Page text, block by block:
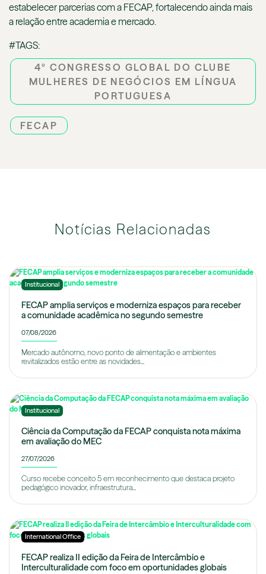
estabelecer parcerias com a FECAP, fortalecendo ainda mais
a relação entre academia e mercado.
#TAGS:
4º CONGRESSO GLOBAL DO CLUBE
MULHERES DE NEGÓCIOS EM LÍNGUA
PORTUGUESA
FECAP
Notícias Relacionadas
Institucional
FECAP amplia serviços e moderniza espaços para receber
a comunidade acadêmica no segundo semestre
07/08/2026
Mercado autônomo, novo ponto de alimentação e ambientes
revitalizados estão entre as novidades...
Institucional
Ciência da Computação da FECAP conquista nota máxima
em avaliação do MEC
27/07/2026
Curso recebe conceito 5 em reconhecimento que destaca projeto
pedagógico inovador, infraestrutura...
International Office
FECAP realiza II edição da Feira de Intercâmbio e
Interculturalidade com foco em oportunidades globais